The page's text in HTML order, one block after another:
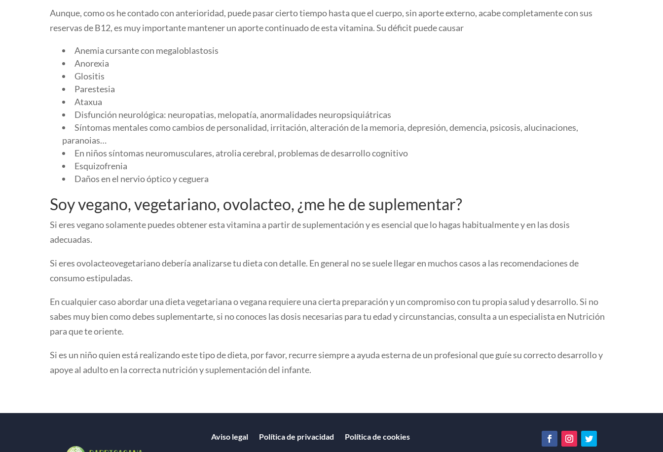
Aunque, como os he contado con anterioridad, puede pasar cierto tiempo hasta que el cuerpo, sin aporte externo, acabe completamente con sus
reservas de B12, es muy importante mantener un aporte continuado de esta vitamina. Su déficit puede causar
Anemia cursante con megaloblastosis
Anorexia
Glositis
Parestesia
Ataxua
Disfunción neurológica: neuropatias, melopatía, anormalidades neuropsiquiátricas
Síntomas mentales como cambios de personalidad, irritación, alteración de la memoria, depresión, demencia, psicosis, alucinaciones,
paranoias…
En niños síntomas neuromusculares, atrolia cerebral, problemas de desarrollo cognitivo
Esquizofrenia
Daños en el nervio óptico y ceguera
Soy vegano, vegetariano, ovolacteo, ¿me he de suplementar?
Si eres vegano solamente puedes obtener esta vitamina a partir de suplementación y es esencial que lo hagas habitualmente y en las dosis
adecuadas.
Si eres ovolacteovegetariano debería analizarse tu dieta con detalle. En general no se suele llegar en muchos casos a las recomendaciones de
consumo estipuladas.
En cualquier caso abordar una dieta vegetariana o vegana requiere una cierta preparación y un compromiso con tu propia salud y desarrollo. Si no
sabes muy bien como debes suplementarte, si no conoces las dosis necesarias para tu edad y circunstancias, consulta a un especialista en Nutrición
para que te oriente.
Si es un niño quien está realizando este tipo de dieta, por favor, recurre siempre a ayuda esterna de un profesional que guíe su correcto desarrollo y
apoye al adulto en la correcta nutrición y suplementación del infante.
Aviso legal Política de privacidad Política de cookies